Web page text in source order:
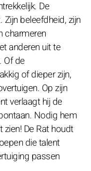
De
beleefdheid, zijn
charmeren
anderen uit te
Of de
of dieper zijn,
Op zijn
verlaagt hij de
Nodig hem
zien! De Rat houdt
die talent
passen